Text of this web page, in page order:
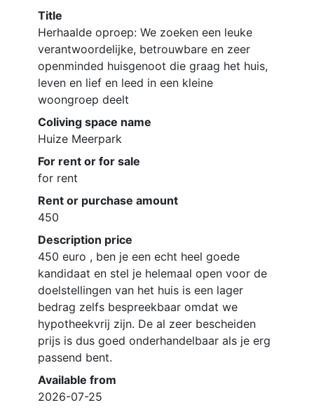
Title
Herhaalde oproep: We zoeken een leuke
verantwoordelijke, betrouwbare en zeer
openminded huisgenoot die graag het huis,
leven en lief en leed in een kleine
woongroep deelt
Coliving space name
Huize Meerpark
For rent or for sale
for rent
Rent or purchase amount
450
Description price
450 euro , ben je een echt heel goede
kandidaat en stel je helemaal open voor de
doelstellingen van het huis is een lager
bedrag zelfs bespreekbaar omdat we
hypotheekvrij zijn. De al zeer bescheiden
prijs is dus goed onderhandelbaar als je erg
passend bent.
Available from
2026-07-25